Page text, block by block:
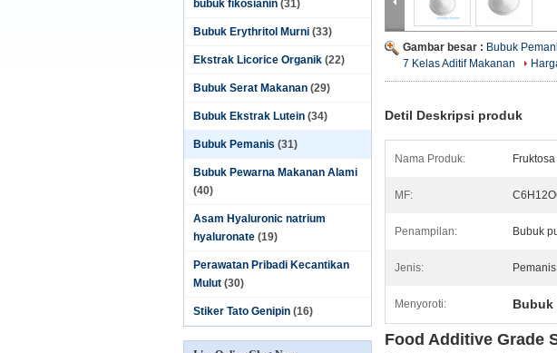
bubuk fikosianin (31)
Bubuk Erythritol Murni (33)
Ekstrak Licorice Organik (22)
Bubuk Serat Makanan (29)
Bubuk Ekstrak Lutein (34)
Bubuk Pemanis (31)
Bubuk Pewarna Makanan Alami
(40)
Asam Hyaluronic natrium
hyaluronate (19)
Perawatan Pribadi Kecantikan
Mulut (30)
Stiker Tato Genipin (16)
Gambar besar : Bubuk
7 Kelas Aditif Makanan
Detil Deskripsi produk
Nama Produk: Fruktosa
MF:
Penampilan: Bubuk
Jenis: Pemanis
Menyoroti: Bubuk
Food Additive Grade